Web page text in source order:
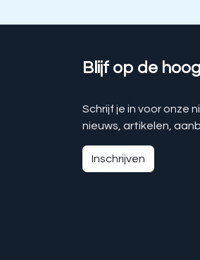
Blijf op de
Schrijf je in voor onze
nieuws, artikelen,
Inschrijven